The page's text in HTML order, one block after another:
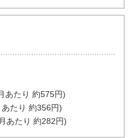
あたり 約575円)
たり 約356円)
あたり 約282円)